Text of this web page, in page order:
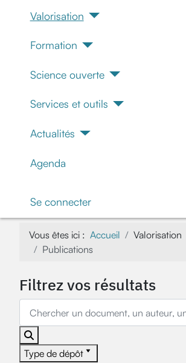
Valorisation
Formation
Science ouverte
Services et outils
Actualités
Agenda
Se connecter
Vous êtes ici : Accueil
Valorisation
Publications
Filtrez vos résultats
Type de dépôt